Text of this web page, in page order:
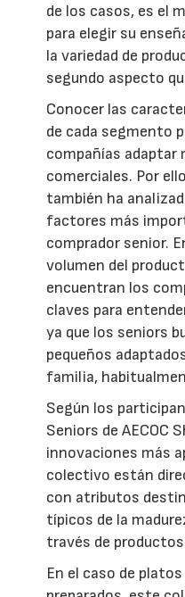
de los casos, es el
para elegir su
la variedad de
segundo aspecto
Conocer las
de cada segmento
compañías adaptar
comerciales. Por
también ha
factores más
comprador senior.
volumen del
encuentran los
claves para
ya que los seniors
pequeños
familia,
Según los
Seniors de AECOC
innovaciones más
colectivo están
con atributos
típicos de la
través de
En el caso de